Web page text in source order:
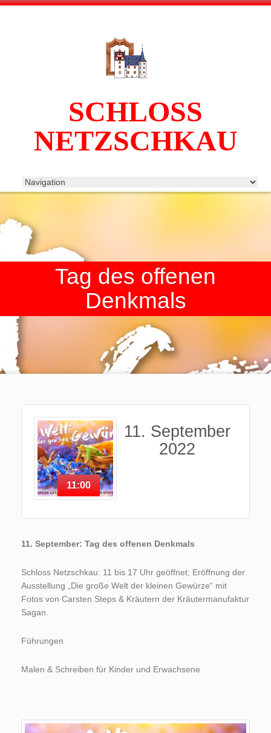
SCHLOSS
NETZSCHKAU
Tag des offenen
Denkmals
11:00
11. September
2022
11. September: Tag des offenen Denkmals
Schloss Netzschkau: 11 bis 17 Uhr geöffnet; Eröffnung der
Ausstellung „Die große Welt der kleinen Gewürze“ mit
Fotos von Carsten Steps & Kräutern der Kräutermanufaktur
Sagan.
Führungen
Malen & Schreiben für Kinder und Erwachsene